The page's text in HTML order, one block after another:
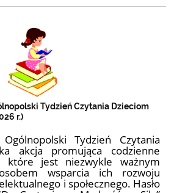
Tydzień Czytania Dzieciom
r.)
Ogólnopolski Tydzień Czytania
akcja promująca codzienne
które jest niezwykle ważnym
wsparcia ich rozwoju
i społecznego. Hasło